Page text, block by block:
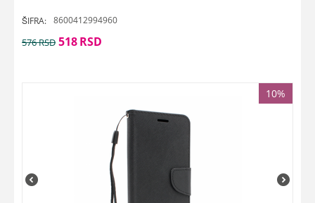
ŠIFRA: 8600412994960
576RSD 518RSD
10%